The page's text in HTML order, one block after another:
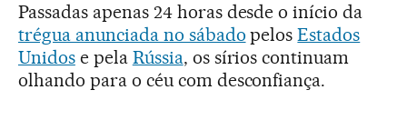
Passadas apenas 24 horas desde o início da
trégua anunciada no sábado pelosEstados
Unidose pela Rússia, os sírios continuam
olhando para o céu com desconfiança.